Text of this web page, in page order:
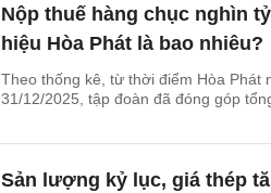
Nộp thuế hàng chục nghìn
hiệu Hòa Phát là bao nhiêu?
Theo thống kê, từ thời điểm Hòa Phát
31/12/2025, tập đoàn đã đóng góp
Sản lượng kỷ lục, giá thép